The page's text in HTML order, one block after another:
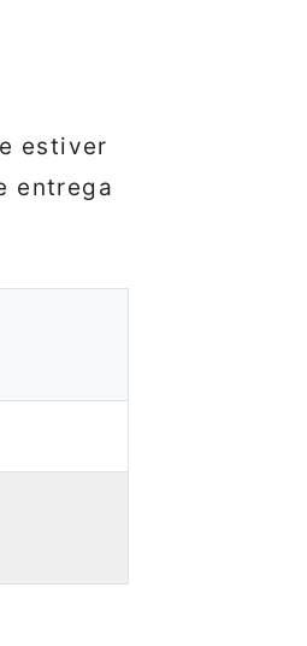
estiver
entrega